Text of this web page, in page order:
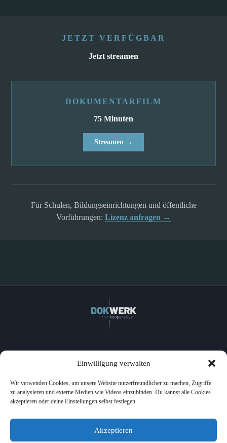
Einwilligung verwalten
Wir verwenden Cookies, um unsere Website nutzerfreundlicher zu machen, Zugriffe
zu analysieren und externe Medien wie Videos einzubinden. Du kannst alle Cookies
akzeptieren oder deine Einstellungen selbst festlegen.
Akzeptieren
JETZT VERFÜGBAR
Jetzt streamen
DOKUMENTARFILM
75 Minuten
Streamen →
Für Schulen, Bildungseinrichtungen und öffentliche
Vorführungen: Lizenz anfragen →
Home
Ansehen
Events
Film lizenzieren
Presse
Kontakt
Datenschutz